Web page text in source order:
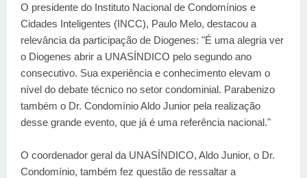
O presidente do Instituto Nacional de Condomínios e
Cidades Inteligentes (INCC), Paulo Melo, destacou a
relevância da participação de Diogenes: "É uma alegria ver
o Diogenes abrir a UNASÍNDICO pelo segundo ano
consecutivo. Sua experiência e conhecimento elevam o
nível do debate técnico no setor condominial. Parabenizo
também o Dr. Condomínio Aldo Junior pela realização
desse grande evento, que já é uma referência nacional."
O coordenador geral da UNASÍNDICO, Aldo Junior, o Dr.
Condomínio, também fez questão de ressaltar a